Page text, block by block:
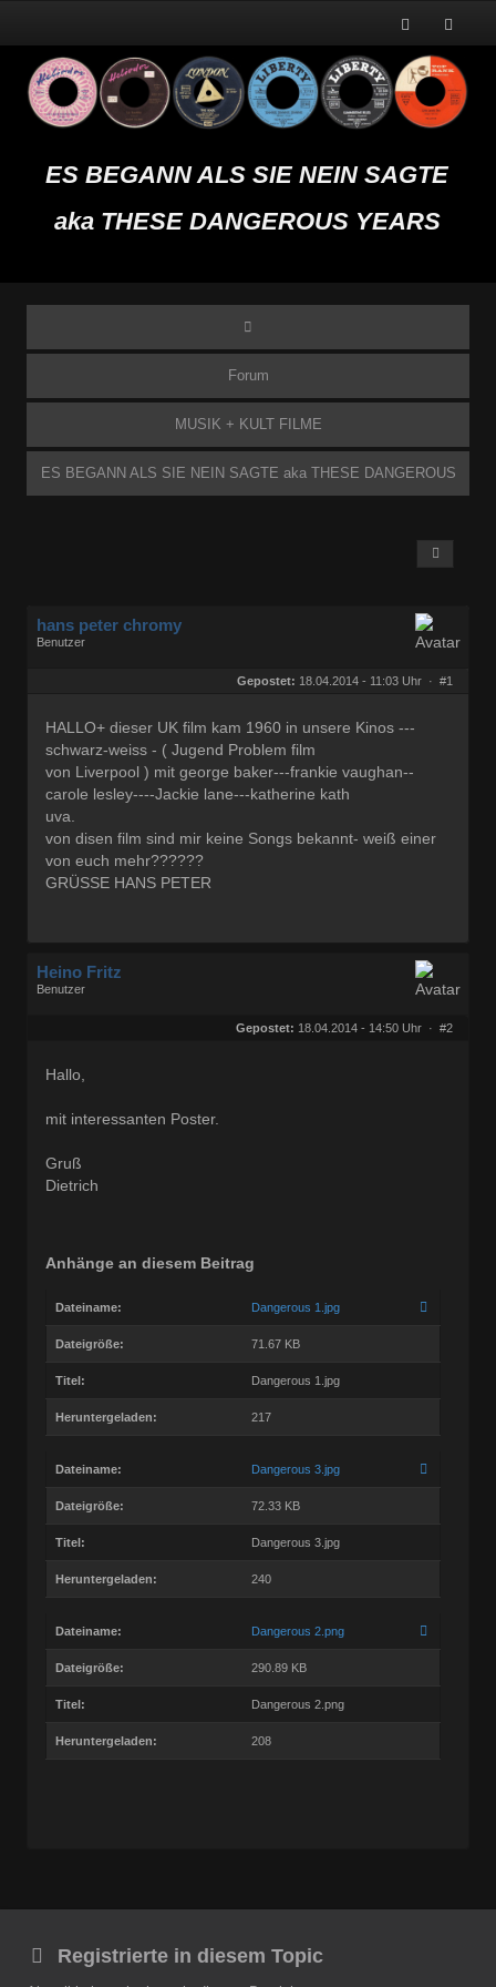
ES BEGANN ALS SIE NEIN SAGTE
aka THESE DANGEROUS YEARS
Forum
MUSIK + KULT FILME
ES BEGANN ALS SIE NEIN SAGTE aka THESE DANGEROUS
hans peter chromy
Benutzer
Gepostet: 18.04.2014 - 11:03 Uhr · #1
HALLO+ dieser UK film kam 1960 in unsere Kinos ---
schwarz-weiss - ( Jugend Problem film
von Liverpool ) mit george baker---frankie vaughan--
carole lesley----Jackie lane---katherine kath
uva.
von disen film sind mir keine Songs bekannt- weiß einer
von euch mehr??????
GRÜSSE HANS PETER
Heino Fritz
Benutzer
Gepostet: 18.04.2014 - 14:50 Uhr · #2
Hallo,
mit interessanten Poster.
Gruß
Dietrich
Anhänge an diesem Beitrag
Dateiname: Dangerous 1.jpg
Dateigröße: 71.67 KB
Titel: Dangerous 1.jpg
Heruntergeladen: 217
Dateiname: Dangerous 3.jpg
Dateigröße: 72.33 KB
Titel: Dangerous 3.jpg
Heruntergeladen: 240
Dateiname: Dangerous 2.png
Dateigröße: 290.89 KB
Titel: Dangerous 2.png
Heruntergeladen: 208
Registrierte in diesem Topic